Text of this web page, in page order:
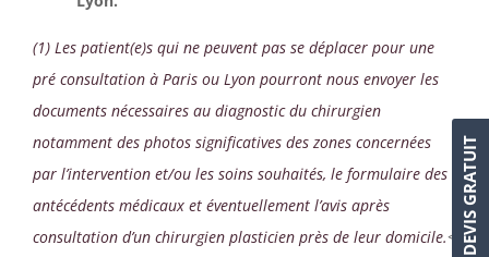
(1) Les patient(e)s qui ne peuvent pas se déplacer pour une
pré consultation à Paris ou Lyon pourront nous envoyer les
documents nécessaires au diagnostic du chirurgien
notamment des photos significatives des zones concernées
par l’intervention et/ou les soins souhaités, le formulaire des
antécédents médicaux et éventuellement l’avis après
consultation d’un chirurgien plasticien près de leur domicile.< DEVIS GRATUIT